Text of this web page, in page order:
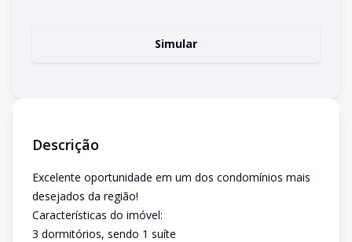
Simular
Descrição
Excelente oportunidade em um dos condomínios mais
desejados da região!
Características do imóvel:
3 dormitórios, sendo 1 suíte